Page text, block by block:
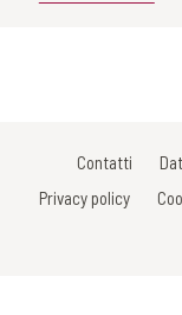
Contatti
Privacy policy